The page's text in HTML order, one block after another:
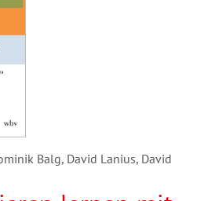
Balg, David Lanius, David